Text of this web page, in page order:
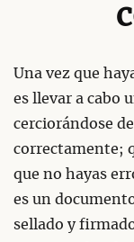
Una vez que
es llevar a cabo
cerciorándose
correctamente;
que no hayas
es un
sellado y